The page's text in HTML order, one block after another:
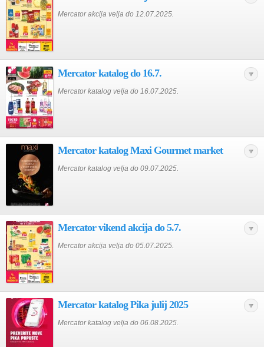
Mercator akcija velja do 12.07.2025.
Mercator katalog do 16.7.
Mercator katalog velja do 16.07.2025.
Mercator katalog Maxi Gourmet market
Mercator katalog velja do 09.07.2025.
Mercator vikend akcija do 5.7.
Mercator akcija velja do 05.07.2025.
Mercator katalog Pika julij 2025
Mercator katalog velja do 06.08.2025.